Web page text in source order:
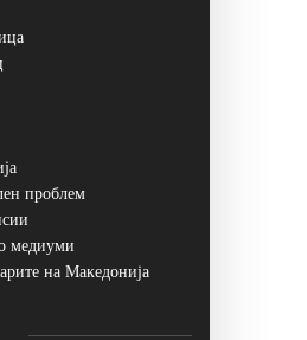
проблем
медиуми
на Македонија